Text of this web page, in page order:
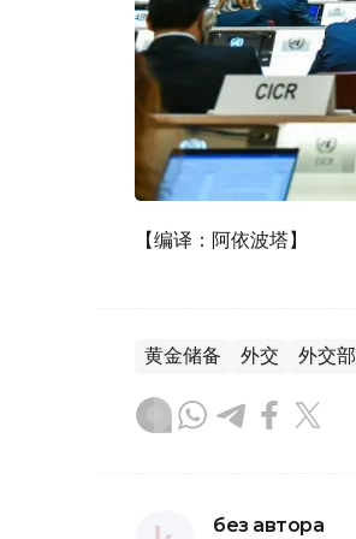
【编译：阿依波塔】
黄金储备 外交 外交部
без автора